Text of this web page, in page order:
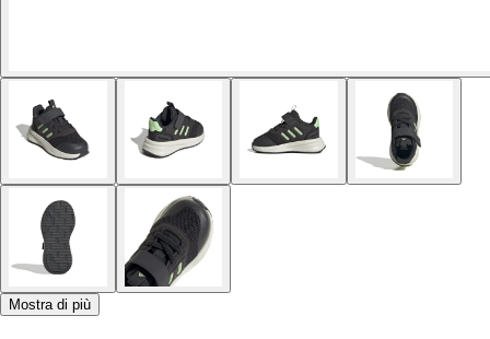
Mostra di più